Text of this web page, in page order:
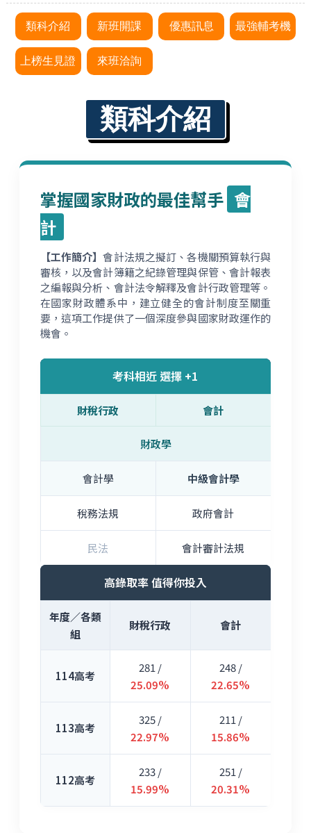
類科介紹 新班開課 優惠訊息 最強輔考機
上榜生見證 來班洽詢
類科介紹
掌握國家財政的最佳幫手 會
計
【工作簡介】會計法規之擬訂、各機關預算執行與
審核，以及會計簿籍之紀錄管理與保管、會計報表
之編報與分析、會計法令解釋及會計行政管理等。
在國家財政體系中，建立健全的會計制度至關重
要，這項工作提供了一個深度參與國家財政運作的
機會。
考科相近 選擇 +1
財稅行政 會計
財政學
會計學 中級會計學
稅務法規 政府會計
民法 會計審計法規
高錄取率 值得你投入
年度／各類
組
財稅行政 會計
114高考
281 /
25.09%
248 /
22.65%
113高考
325 /
22.97%
211 /
15.86%
112高考
233 /
15.99%
251 /
20.31%